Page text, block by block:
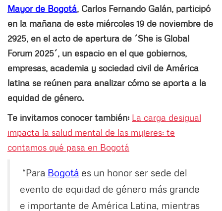
Mayor de Bogotá, Carlos Fernando Galán, participó
en la mañana de este miércoles 19 de noviembre de
2925, en el acto de apertura de ´She is Global
Forum 2025´, un espacio en el que gobiernos,
empresas, academia y sociedad civil de América
latina se reúnen para analizar cómo se aporta a la
equidad de género.
Te invitamos conocer también: La carga desigual
impacta la salud mental de las mujeres: te
contamos qué pasa en Bogotá
“Para Bogotá es un honor ser sede del
evento de equidad de género más grande
e importante de América Latina, mientras